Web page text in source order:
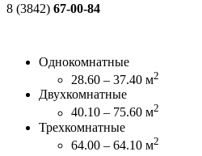
8 (3842) 67-00-84
Однокомнатные
28.60 – 37.40 м2
Двухкомнатные
40.10 – 75.60 м2
Трехкомнатные
64.00 – 64.10 м2